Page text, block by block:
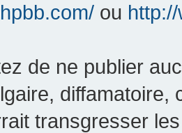
ou
de ne publier
diffamatoire,
transgresser